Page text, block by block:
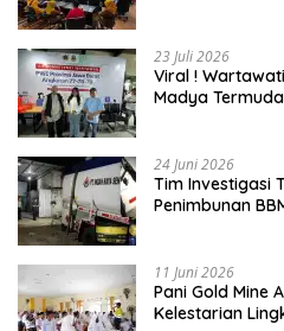
23 Juli 2026
Viral !
Madya
24 Juni 2026
Tim Investigasi
Penimbunan
11 Juni 2026
Pani Gold Mine
Kelestarian